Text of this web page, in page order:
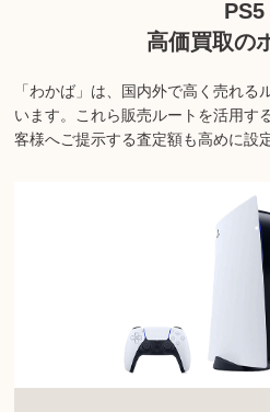
上記以外にも様々な商品を取り扱っ
※商品の状態や内容によっては、お
す。詳しくは店舗までお問い合わせ
PS5
高価買取の
「わかば」は、国内外で高く売れ
います。 これら販売ルートを活用す
客様へご提示する査定額も高めに設